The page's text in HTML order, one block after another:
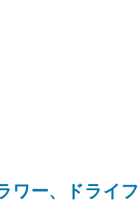
ワー、ドライフ